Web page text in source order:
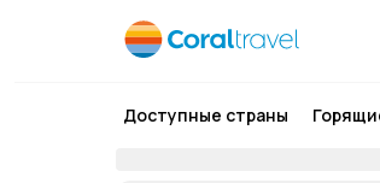
Доступные страны